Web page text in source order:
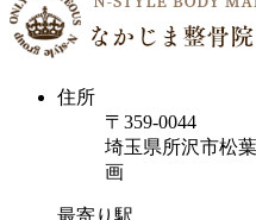
住所
〒359-0044
埼玉県所沢市松
画